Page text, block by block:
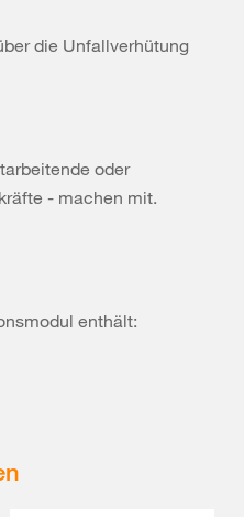
die Unfallverhütung
oder
- machen mit.
enthält: